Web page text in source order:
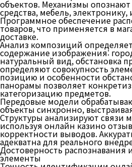
объектов. Механизмы
средства, мебель,
Программное обеспечение
товаров, что применяется в
доставке.
Анализ композиций
содержание изображения:
натуральный вид, обстановка
определяют совокупность
позицию и особенности
панорамы позволяет
категоризацию предметов.
Передовые модели
объекты синхронно,
Структуры анализируют связи
используя онлайн казино
корректности выводов.
адекватна для реального
Достоверность
элементы